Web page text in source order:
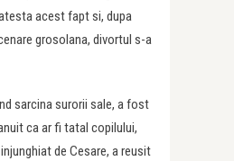
acest fapt si, dupa
grosolana, divortul s-a
sarcina surorii sale, a fost
ca ar fi tatal copilului,
de Cesare, a reusit